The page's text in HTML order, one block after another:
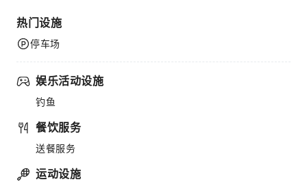
热门设施
停车场
娱乐活动设施
钓鱼
餐饮服务
送餐服务
运动设施